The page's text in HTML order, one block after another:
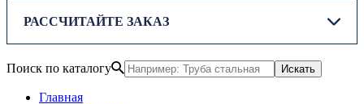
РАССЧИТАЙТЕ ЗАКАЗ
Поиск по каталогу Искать
Главная